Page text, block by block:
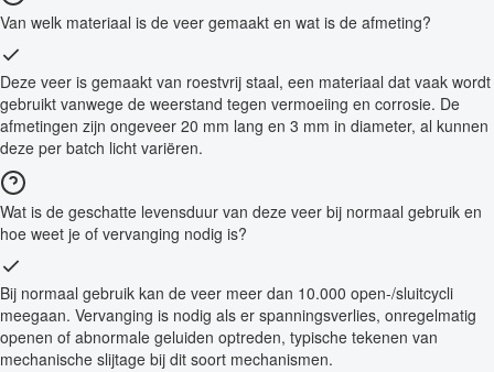
Van welk materiaal is de veer gemaakt en wat is de afmeting?
Deze veer is gemaakt van roestvrij staal, een materiaal dat vaak wordt
gebruikt vanwege de weerstand tegen vermoeiing en corrosie. De
afmetingen zijn ongeveer 20 mm lang en 3 mm in diameter, al kunnen
deze per batch licht variëren.
Wat is de geschatte levensduur van deze veer bij normaal gebruik en
hoe weet je of vervanging nodig is?
Bij normaal gebruik kan de veer meer dan 10.000 open-/sluitcycli
meegaan. Vervanging is nodig als er spanningsverlies, onregelmatig
openen of abnormale geluiden optreden, typische tekenen van
mechanische slijtage bij dit soort mechanismen.